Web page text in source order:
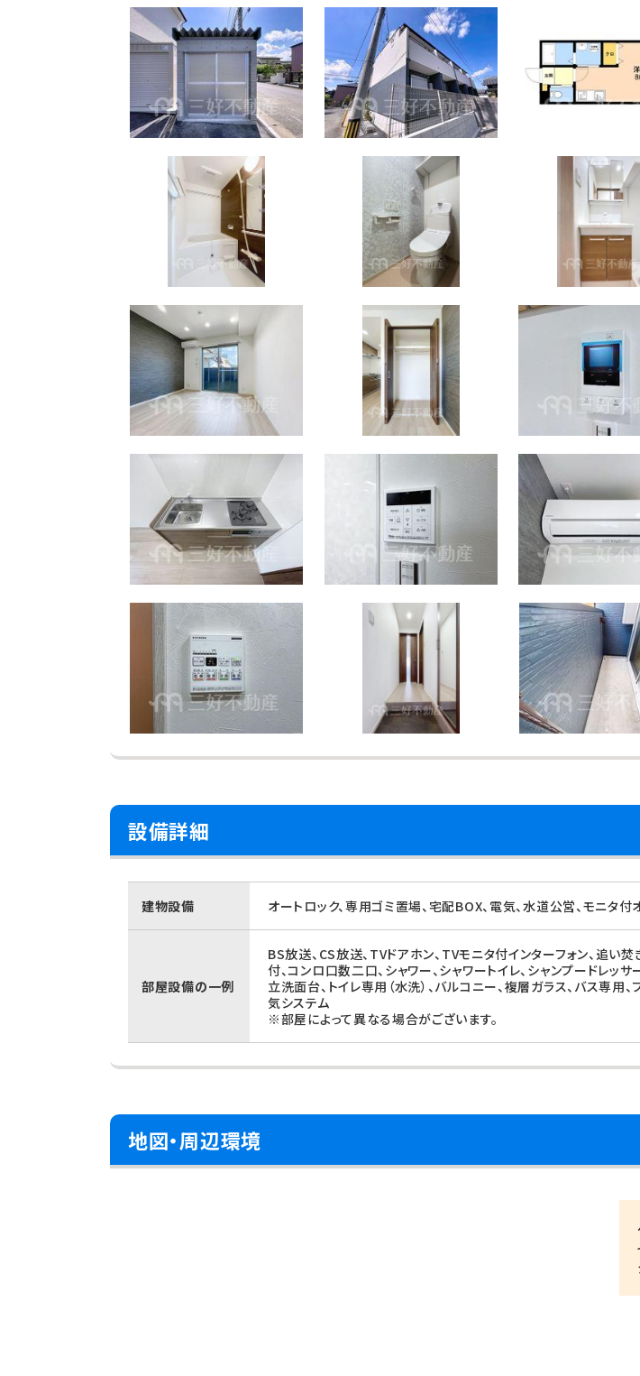
設備詳細
建物設備 オートロック、専用ゴミ置場、宅配BOX、電気、水道公営、モニタ付
部屋設備の一例
BS放送、CS放送、TVドアホン、TVモニタ付インターフォン、追い
付、コンロ口数二口、シャワー、シャワートイレ、シャンプードレッ
立洗面台、トイレ専用（水洗）、バルコニー、複層ガラス、バス専用
気システム
※部屋によって異なる場合がございます。
地図・周辺環境